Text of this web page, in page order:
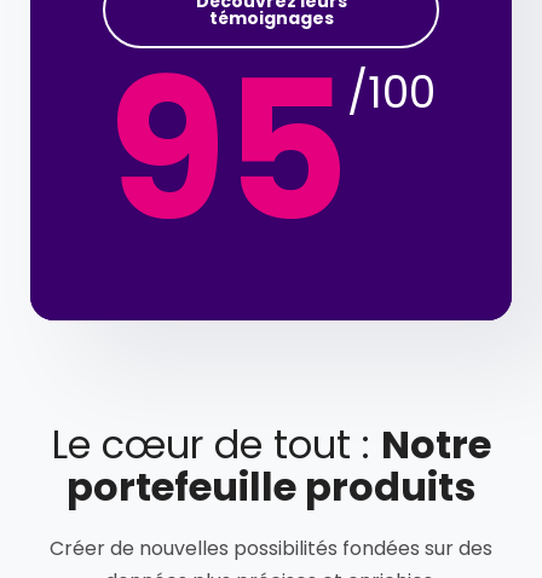
témoignages
/100
95
Le cœur de tout : Notre
portefeuille produits
Créer de nouvelles possibilités fondées sur des